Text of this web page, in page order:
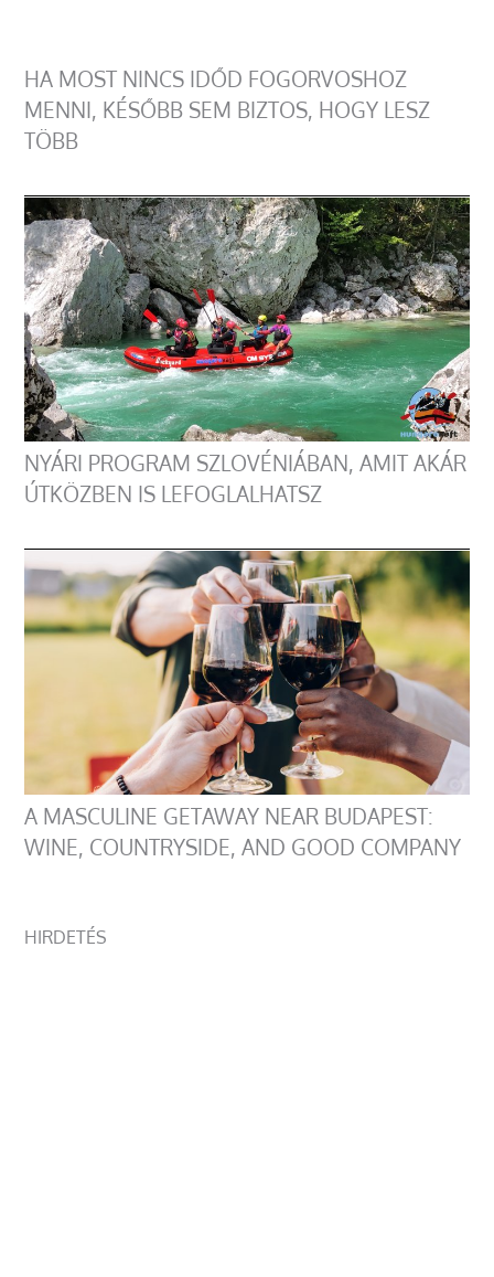
HA MOST NINCS IDŐD FOGORVOSHOZ
MENNI, KÉSŐBB SEM BIZTOS, HOGY LESZ
TÖBB
NYÁRI PROGRAM SZLOVÉNIÁBAN, AMIT AKÁR
ÚTKÖZBEN IS LEFOGLALHATSZ
A MASCULINE GETAWAY NEAR BUDAPEST:
WINE, COUNTRYSIDE, AND GOOD COMPANY
HIRDETÉS